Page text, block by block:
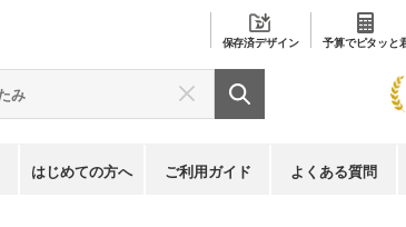
保存済デザイン 予算でピタッと
はじめての方へ ご利用ガイド よくある質問